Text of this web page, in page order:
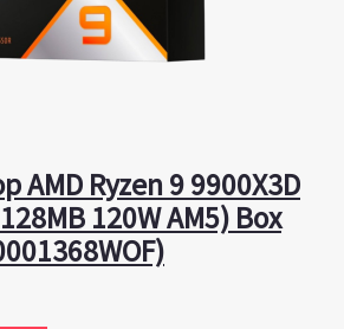
AMD Ryzen 9 9900X3D
120W AM5) Box